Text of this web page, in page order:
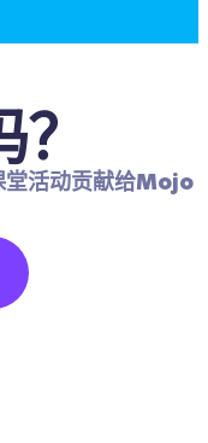
活动贡献给Mojo